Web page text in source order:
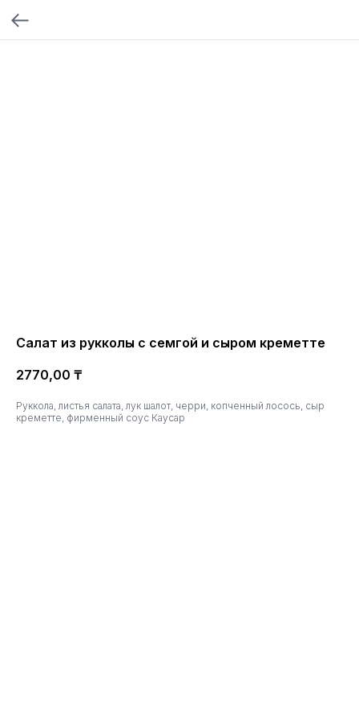
Салат из рукколы с семгой и сыром креметте
2770,00 ₸
Руккола, листья салата, лук шалот, черри, копченный лосось, сыр
креметте, фирменный соус Каусар